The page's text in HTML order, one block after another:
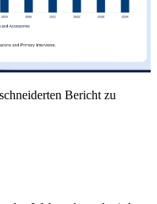
Bericht zu